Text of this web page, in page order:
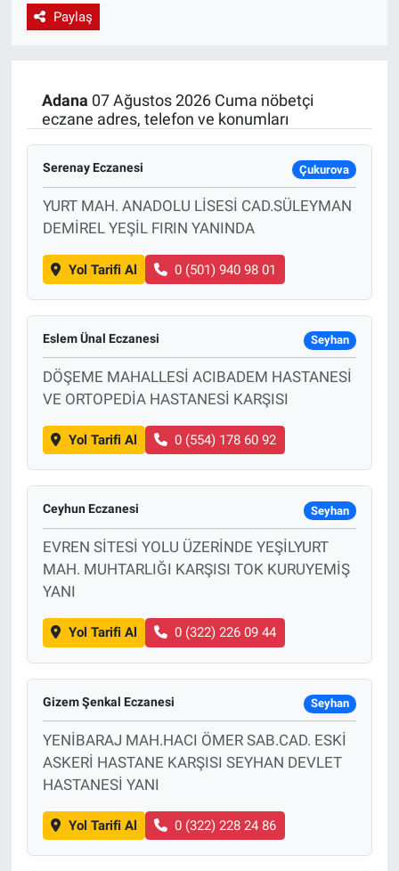
Paylaş
Adana 07 Ağustos 2026 Cuma nöbetçi
eczane adres, telefon ve konumları
Serenay Eczanesi Çukurova
YURT MAH. ANADOLU LİSESİ CAD.SÜLEYMAN
DEMİREL YEŞİL FIRIN YANINDA
Yol Tarifi Al 0 (501) 940 98 01
Eslem Ünal Eczanesi Seyhan
DÖŞEME MAHALLESİ ACIBADEM HASTANESİ
VE ORTOPEDİA HASTANESİ KARŞISI
Yol Tarifi Al 0 (554) 178 60 92
Ceyhun Eczanesi Seyhan
EVREN SİTESİ YOLU ÜZERİNDE YEŞİLYURT
MAH. MUHTARLIĞI KARŞISI TOK KURUYEMİŞ
YANI
Yol Tarifi Al 0 (322) 226 09 44
Gizem Şenkal Eczanesi Seyhan
YENİBARAJ MAH.HACI ÖMER SAB.CAD. ESKİ
ASKERİ HASTANE KARŞISI SEYHAN DEVLET
HASTANESİ YANI
Yol Tarifi Al 0 (322) 228 24 86
EndüstriST
Endüstri 4.0 Uygulamaları
Ağır Sanayi Çözümleri